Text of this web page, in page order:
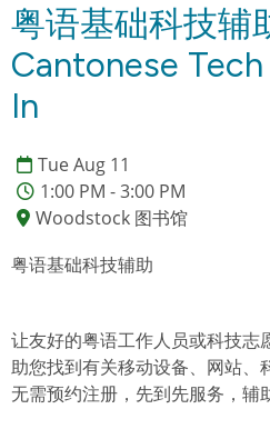
粤语基础科技辅
Cantonese
In
Tue Aug 11
1:00 PM - 3:00 PM
Woodstock 图书馆
粤语基础科技辅助
让友好的粤语工作人员或科技志
助您找到有关移动设备、网站、
无需预约注册，先到先服务，辅